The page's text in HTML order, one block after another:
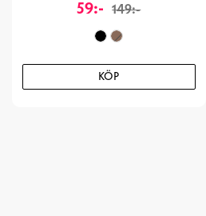
59:- 149:-
KÖP